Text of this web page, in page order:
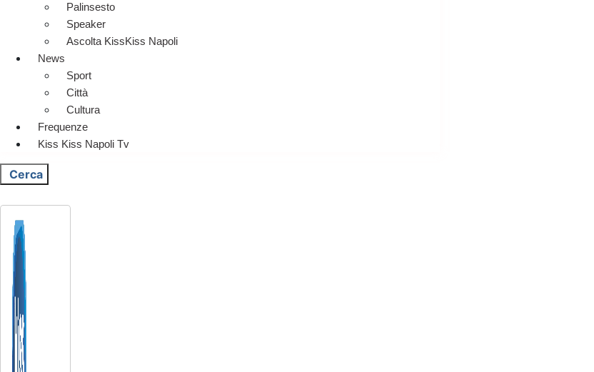
Palinsesto
Speaker
Ascolta KissKiss Napoli
News
Sport
Città
Cultura
Frequenze
Kiss Kiss Napoli Tv
Cerca